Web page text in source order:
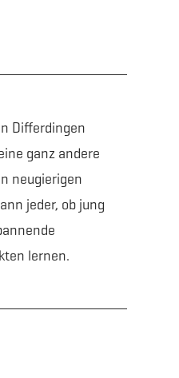
Differdingen
ganz andere
neugierigen
jeder, ob jung
lernen.